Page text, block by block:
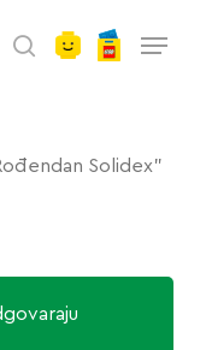
search
Solidex”